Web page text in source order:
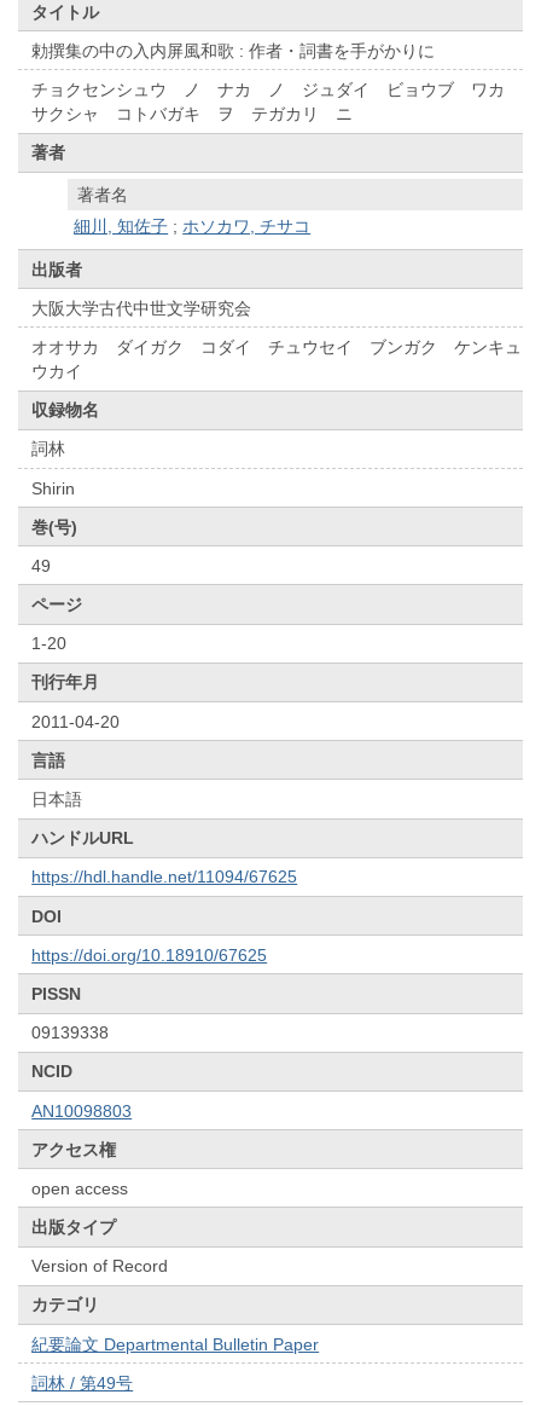
タイトル
勅撰集の中の入内屏風和歌 : 作者・詞書を手がかりに
チョクセンシュウ ノ ナカ ノ ジュダイ ビョウブ ワカ
サクシャ コトバガキ ヲ テガカリ ニ
著者
著者名
細川, 知佐子 ;ホソカワ, チサコ
出版者
大阪大学古代中世文学研究会
オオサカ ダイガク コダイ チュウセイ ブンガク ケンキュ
ウカイ
収録物名
詞林
Shirin
巻(号)
49
ページ
1-20
刊行年月
2011-04-20
言語
日本語
ハンドルURL
https://hdl.handle.net/11094/67625
DOI
https://doi.org/10.18910/67625
PISSN
09139338
NCID
AN10098803
アクセス権
open access
出版タイプ
Version of Record
カテゴリ
紀要論文 Departmental Bulletin Paper
詞林 / 第49号